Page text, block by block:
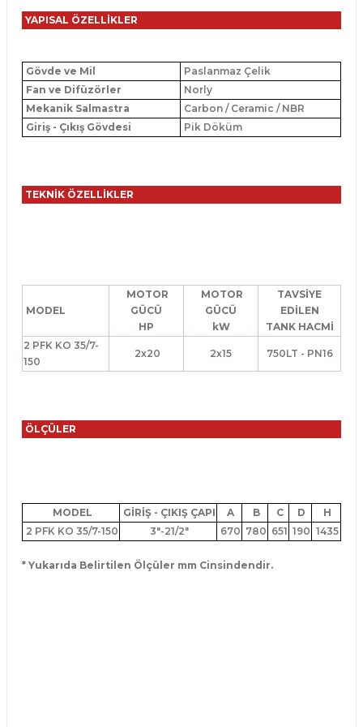
YAPISAL ÖZELLİKLER
Gövde ve Mil
Paslanmaz Çelik
Fan ve Difüzörler
Norly
Mekanik Salmastra
Carbon / Ceramic / NBR
Giriş - Çıkış Gövdesi
Pik Döküm
TEKNİK ÖZELLİKLER
MODEL
MOTOR
GÜCÜ
HP
MOTOR
GÜCÜ
kW
TAVSİYE
EDİLEN
TANK HACMİ
2 PFK KO 35/7-
150
2x20 2x15 750LT - PN16
ÖLÇÜLER
MODEL GİRİŞ - ÇIKIŞ ÇAPI A B C D
H
2 PFK KO 35/7-150
3"-21/2" 670 780 651 190 1435
* Yukarıda Belirtilen Ölçüler mm Cinsindendir.